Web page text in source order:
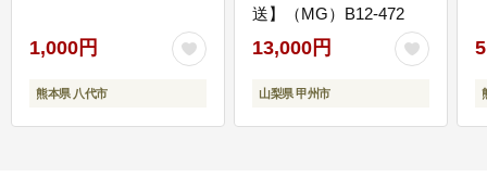
1,000円
熊本県 八代市
送】（MG）B12-472
13,000円
山梨県 甲州市